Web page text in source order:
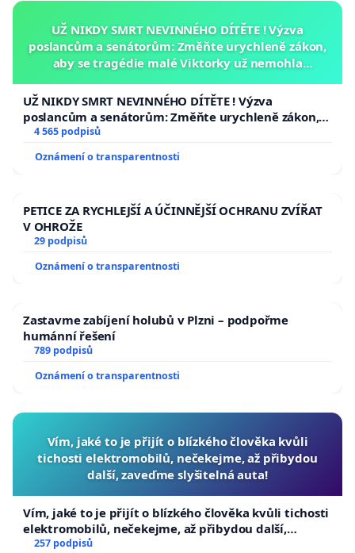
UŽ NIKDY SMRT NEVINNÉHO DÍTĚTE ! Výzva
poslancům a senátorům: Změňte urychleně zákon,
aby se tragédie malé Viktorky už nemohla
UŽ NIKDY SMRT NEVINNÉHO DÍTĚTE ! Výzva
poslancům a senátorům: Změňte urychleně zákon,
aby se tragédie malé Viktorky už nemohla opakovat!
4 565 podpisů
Oznámení o transparentnosti
PETICE ZA RYCHLEJŠÍ A ÚČINNĚJŠÍ OCHRANU ZVÍŘAT
V OHROŽE
29 podpisů
Oznámení o transparentnosti
Zastavme zabíjení holubů v Plzni – podpořme
humánní řešení
789 podpisů
Oznámení o transparentnosti
Vím, jaké to je přijít o blízkého člověka kvůli
tichosti elektromobilů, nečekejme, až přibydou
další, zaveďme slyšitelná auta!
Vím, jaké to je přijít o blízkého člověka kvůli tichosti
elektromobilů, nečekejme, až přibydou další,
zaveďme slyšitelná auta!
257 podpisů